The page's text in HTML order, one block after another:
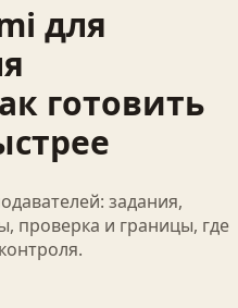
для
готовить
задания,
проверка и границы, где